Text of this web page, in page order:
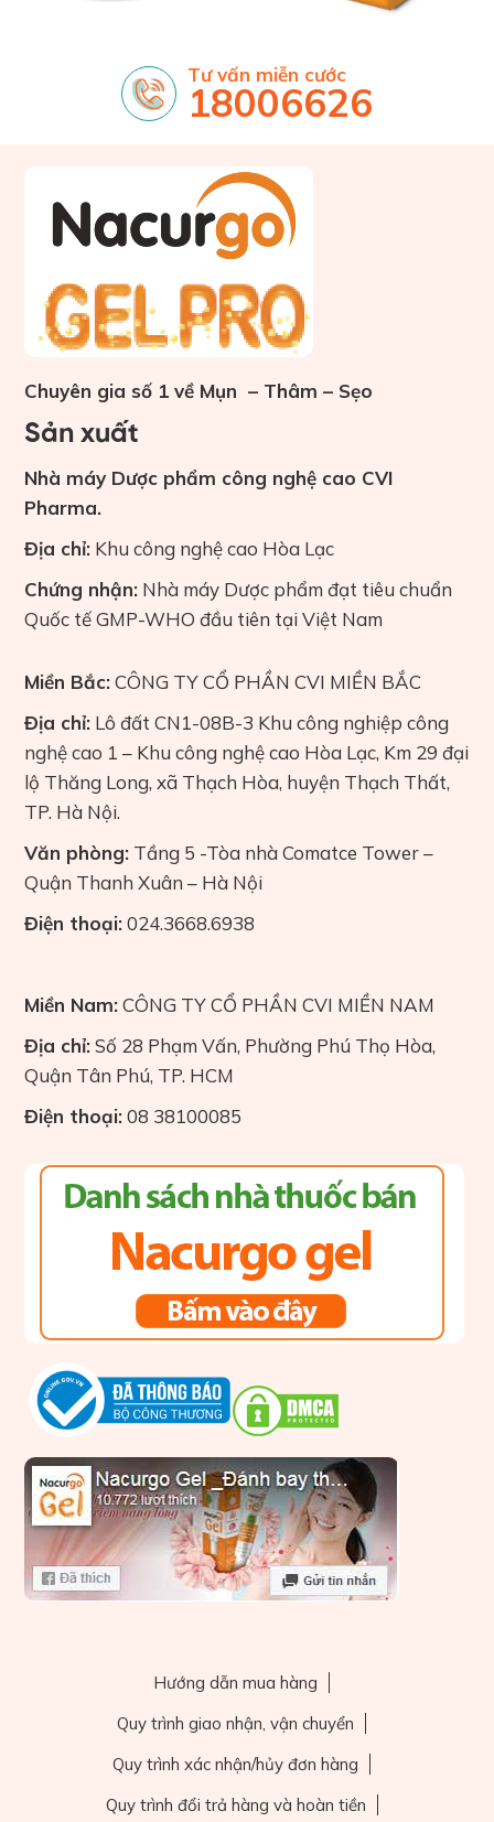
Tư vấn miễn cước
18006626
Chuyên gia số 1 về Mụn – Thâm – Sẹo
Sản xuất
Nhà máy Dược phẩm công nghệ cao CVI
Pharma.
Địa chỉ: Khu công nghệ cao Hòa Lạc
Chứng nhận: Nhà máy Dược phẩm đạt tiêu chuẩn
Quốc tế GMP-WHO đầu tiên tại Việt Nam
Miền Bắc:CÔNG TY CỔ PHẦN CVI MIỀN BẮC
Địa chỉ: Lô đất CN1-08B-3 Khu công nghiệp công
nghệ cao 1 – Khu công nghệ cao Hòa Lạc, Km 29 đại
lộ Thăng Long, xã Thạch Hòa, huyện Thạch Thất,
TP. Hà Nội.
Văn phòng: Tầng 5 -Tòa nhà Comatce Tower –
Quận Thanh Xuân – Hà Nội
Điện thoại: 024.3668.6938
Miền Nam:CÔNG TY CỔ PHẦN CVI MIỀN NAM
Địa chỉ:Số 28 Phạm Vấn, Phường Phú Thọ Hòa,
Quận Tân Phú, TP. HCM
Điện thoại: 08 38100085
Hướng dẫn mua hàng
Quy trình giao nhận, vận chuyển
Quy trình xác nhận/hủy đơn hàng
Quy trình đổi trả hàng và hoàn tiền